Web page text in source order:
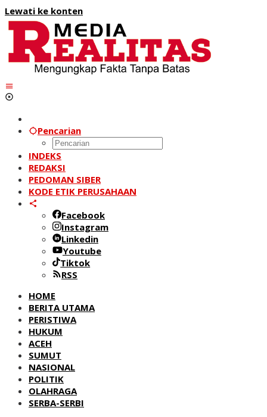
Lewati ke konten
Pencarian
INDEKS
REDAKSI
PEDOMAN SIBER
KODE ETIK PERUSAHAAN
Facebook
Instagram
Linkedin
Youtube
Tiktok
RSS
HOME
BERITA UTAMA
PERISTIWA
HUKUM
ACEH
SUMUT
NASIONAL
POLITIK
OLAHRAGA
SERBA-SERBI